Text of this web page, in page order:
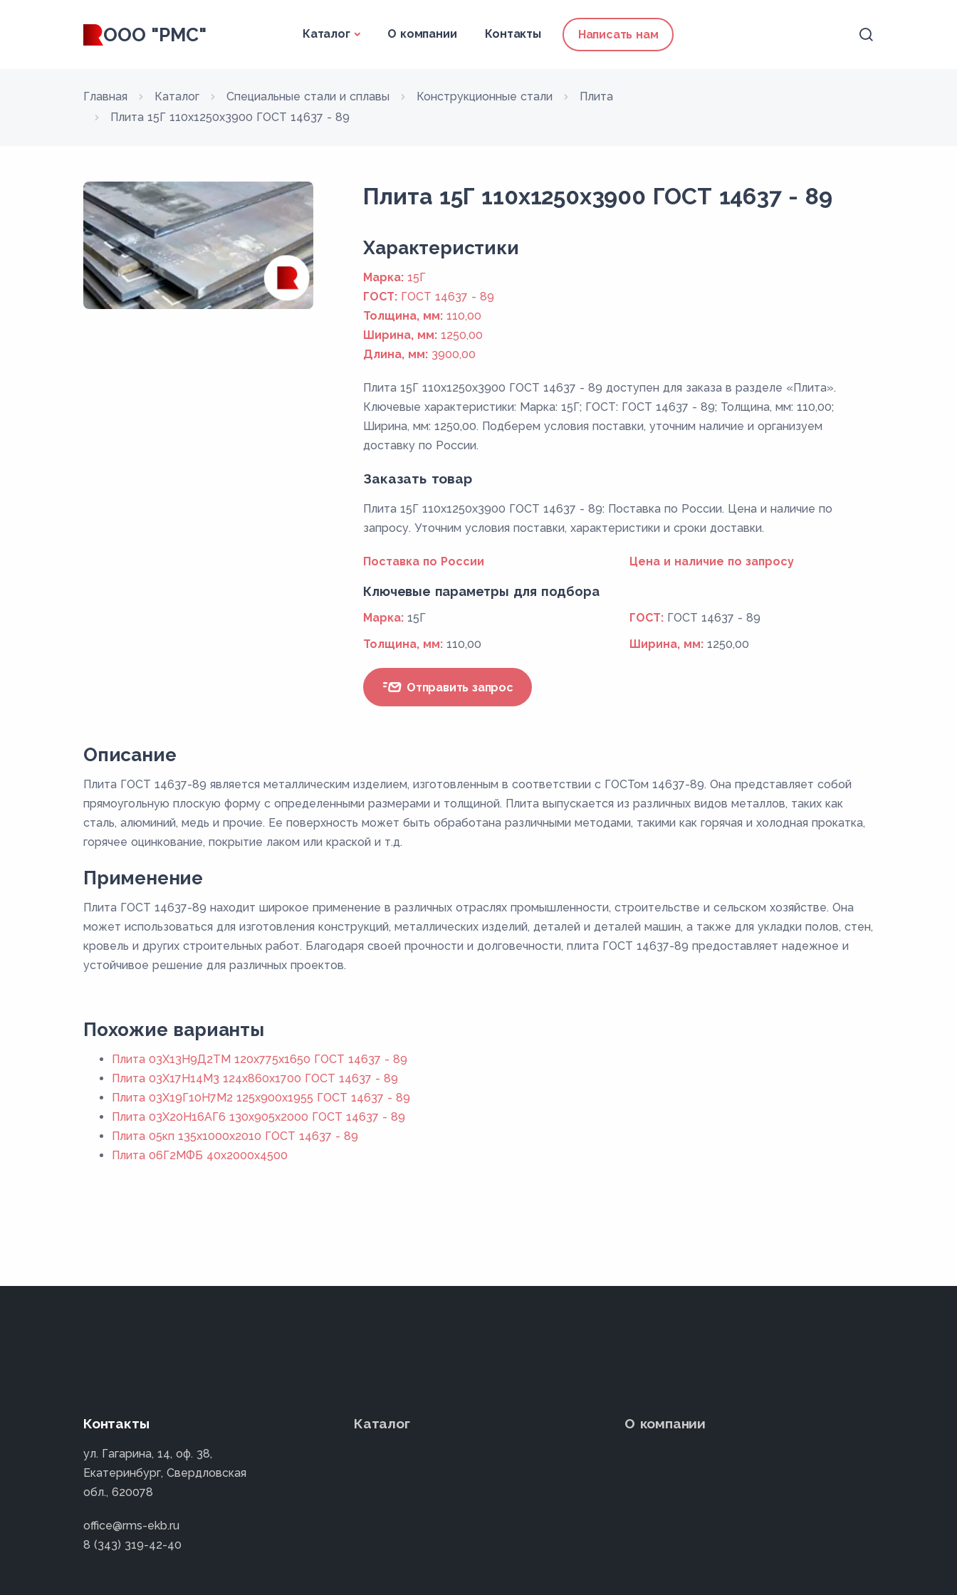
ООО "РМС" Каталог О компании Контакты Написать нам
Главная Каталог Специальные стали и сплавы Конструкционные стали
Плита
Плита 15Г 110x1250x3900 ГОСТ 14637 - 89
Плита 15Г 110x1250x3900 ГОСТ 14637 - 89
Xарактеристики
Марка: 15Г
ГОСТ: ГОСТ 14637 - 89
Толщина, мм: 110,00
Ширина, мм: 1250,00
Длина, мм: 3900,00
Плита 15Г 110x1250x3900 ГОСТ 14637 - 89 доступен для заказа в разделе «Плита».
Ключевые характеристики: Марка: 15Г; ГОСТ: ГОСТ 14637 - 89; Толщина, мм: 110,00;
Ширина, мм: 1250,00. Подберем условия поставки, уточним наличие и организуем
доставку по России.
Заказать товар
Плита 15Г 110x1250x3900 ГОСТ 14637 - 89: Поставка по России. Цена и наличие по
запросу. Уточним условия поставки, характеристики и сроки доставки.
Поставка по России Цена и наличие по запросу
Ключевые параметры для подбора
Марка: 15Г ГОСТ: ГОСТ 14637 - 89
Толщина, мм: 110,00 Ширина, мм: 1250,00
Отправить запрос
Описание
Плита ГОСТ 14637-89 является металлическим изделием, изготовленным в соответствии с ГОСТом 14637-89. Она представляет собой
прямоугольную плоскую форму с определенными размерами и толщиной. Плита выпускается из различных видов металлов, таких как
сталь, алюминий, медь и прочие. Ее поверхность может быть обработана различными методами, такими как горячая и холодная прокатка,
горячее оцинкование, покрытие лаком или краской и т.д.
Применение
Плита ГОСТ 14637-89 находит широкое применение в различных отраслях промышленности, строительстве и сельском хозяйстве. Она
может использоваться для изготовления конструкций, металлических изделий, деталей и деталей машин, а также для укладки полов, стен,
кровель и других строительных работ. Благодаря своей прочности и долговечности, плита ГОСТ 14637-89 предоставляет надежное и
устойчивое решение для различных проектов.
Похожие варианты
Плита 03Х13Н9Д2ТМ 120x775x1650 ГОСТ 14637 - 89
Плита 03Х17Н14М3 124x860x1700 ГОСТ 14637 - 89
Плита 03Х19Г10Н7М2 125x900x1955 ГОСТ 14637 - 89
Плита 03Х20Н16АГ6 130x905x2000 ГОСТ 14637 - 89
Плита 05кп 135x1000x2010 ГОСТ 14637 - 89
Плита 06Г2МФБ 40x2000x4500
Контакты
ул. Гагарина, 14, оф. 38,
Екатеринбург, Свердловская
обл., 620078
office@rms-ekb.ru
8 (343) 319-42-40
Каталог О компании